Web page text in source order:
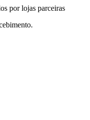
por lojas parceiras